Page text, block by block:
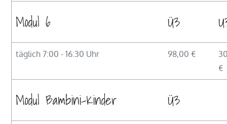
Modul 6 Ü3
täglich 7:00 - 16:30 Uhr 98,00 €
€
Modul Bambini-Kinder Ü3